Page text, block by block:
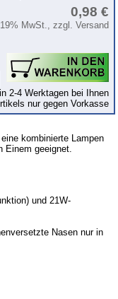
0,98 €
MwSt., zzgl. Versand
2-4 Werktagen bei Ihnen
nur gegen Vorkasse
kombinierte Lampen
Einem geeignet.
und 21W-
Nasen nur in